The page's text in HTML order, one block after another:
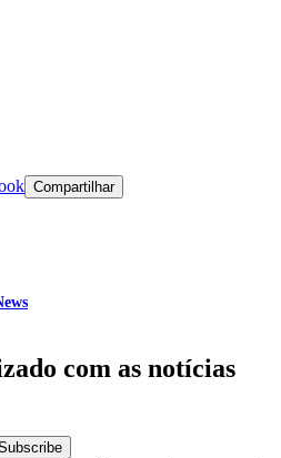
Compartilhar
com as notícias